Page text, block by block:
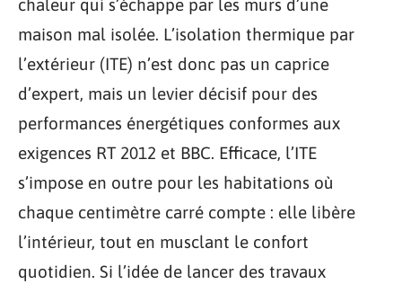
chaleur qui s’échappe par les murs d’une
maison mal isolée. L’isolation thermique par
l’extérieur (ITE) n’est donc pas un caprice
d’expert, mais un levier décisif pour des
performances énergétiques conformes aux
exigences RT 2012 et BBC. Efficace, l’ITE
s’impose en outre pour les habitations où
chaque centimètre carré compte : elle libère
l’intérieur, tout en musclant le confort
quotidien. Si l’idée de lancer des travaux